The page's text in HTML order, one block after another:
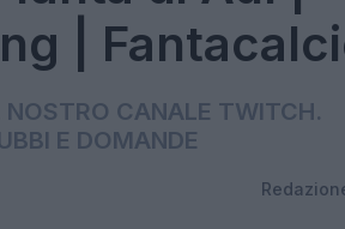
|
CANALE TWITCH.
E DOMANDE